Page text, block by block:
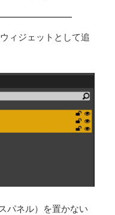
ィジェットとして追
パネル）を置かない